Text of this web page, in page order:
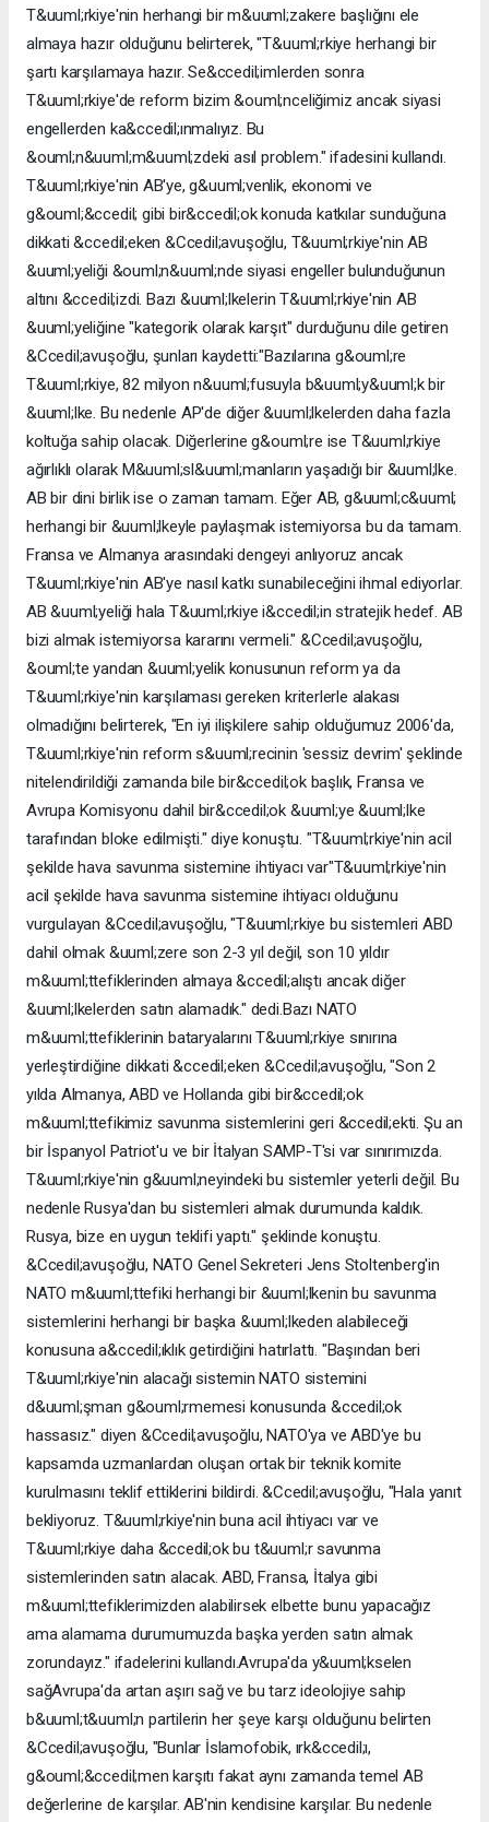
T&uuml;rkiye'nin herhangi bir m&uuml;zakere başlığını ele
almaya hazır olduğunu belirterek, "T&uuml;rkiye herhangi bir
şartı karşılamaya hazır. Se&ccedil;imlerden sonra
T&uuml;rkiye'de reform bizim &ouml;nceliğimiz ancak siyasi
engellerden ka&ccedil;ınmalıyız. Bu
&ouml;n&uuml;m&uuml;zdeki asıl problem." ifadesini kullandı.
T&uuml;rkiye'nin AB'ye, g&uuml;venlik, ekonomi ve
g&ouml;&ccedil; gibi bir&ccedil;ok konuda katkılar sunduğuna
dikkati &ccedil;eken &Ccedil;avuşoğlu, T&uuml;rkiye'nin AB
&uuml;yeliği &ouml;n&uuml;nde siyasi engeller bulunduğunun
altını &ccedil;izdi. Bazı &uuml;lkelerin T&uuml;rkiye'nin AB
&uuml;yeliğine "kategorik olarak karşıt" durduğunu dile getiren
&Ccedil;avuşoğlu, şunları kaydetti:"Bazılarına g&ouml;re
T&uuml;rkiye, 82 milyon n&uuml;fusuyla b&uuml;y&uuml;k bir
&uuml;lke. Bu nedenle AP'de diğer &uuml;lkelerden daha fazla
koltuğa sahip olacak. Diğerlerine g&ouml;re ise T&uuml;rkiye
ağırlıklı olarak M&uuml;sl&uuml;manların yaşadığı bir &uuml;lke.
AB bir dini birlik ise o zaman tamam. Eğer AB, g&uuml;c&uuml;
herhangi bir &uuml;lkeyle paylaşmak istemiyorsa bu da tamam.
Fransa ve Almanya arasındaki dengeyi anlıyoruz ancak
T&uuml;rkiye'nin AB'ye nasıl katkı sunabileceğini ihmal ediyorlar.
AB &uuml;yeliği hala T&uuml;rkiye i&ccedil;in stratejik hedef. AB
bizi almak istemiyorsa kararını vermeli." &Ccedil;avuşoğlu,
&ouml;te yandan &uuml;yelik konusunun reform ya da
T&uuml;rkiye'nin karşılaması gereken kriterlerle alakası
olmadığını belirterek, "En iyi ilişkilere sahip olduğumuz 2006'da,
T&uuml;rkiye'nin reform s&uuml;recinin 'sessiz devrim' şeklinde
nitelendirildiği zamanda bile bir&ccedil;ok başlık, Fransa ve
Avrupa Komisyonu dahil bir&ccedil;ok &uuml;ye &uuml;lke
tarafından bloke edilmişti." diye konuştu. "T&uuml;rkiye'nin acil
şekilde hava savunma sistemine ihtiyacı var"T&uuml;rkiye'nin
acil şekilde hava savunma sistemine ihtiyacı olduğunu
vurgulayan &Ccedil;avuşoğlu, "T&uuml;rkiye bu sistemleri ABD
dahil olmak &uuml;zere son 2-3 yıl değil, son 10 yıldır
m&uuml;ttefiklerinden almaya &ccedil;alıştı ancak diğer
&uuml;lkelerden satın alamadık." dedi.Bazı NATO
m&uuml;ttefiklerinin bataryalarını T&uuml;rkiye sınırına
yerleştirdiğine dikkati &ccedil;eken &Ccedil;avuşoğlu, "Son 2
yılda Almanya, ABD ve Hollanda gibi bir&ccedil;ok
m&uuml;ttefikimiz savunma sistemlerini geri &ccedil;ekti. Şu an
bir İspanyol Patriot'u ve bir İtalyan SAMP-T'si var sınırımızda.
T&uuml;rkiye'nin g&uuml;neyindeki bu sistemler yeterli değil. Bu
nedenle Rusya'dan bu sistemleri almak durumunda kaldık.
Rusya, bize en uygun teklifi yaptı." şeklinde konuştu.
&Ccedil;avuşoğlu, NATO Genel Sekreteri Jens Stoltenberg'in
NATO m&uuml;ttefiki herhangi bir &uuml;lkenin bu savunma
sistemlerini herhangi bir başka &uuml;lkeden alabileceği
konusuna a&ccedil;ıklık getirdiğini hatırlattı. "Başından beri
T&uuml;rkiye'nin alacağı sistemin NATO sistemini
d&uuml;şman g&ouml;rmemesi konusunda &ccedil;ok
hassasız." diyen &Ccedil;avuşoğlu, NATO'ya ve ABD'ye bu
kapsamda uzmanlardan oluşan ortak bir teknik komite
kurulmasını teklif ettiklerini bildirdi. &Ccedil;avuşoğlu, "Hala yanıt
bekliyoruz. T&uuml;rkiye'nin buna acil ihtiyacı var ve
T&uuml;rkiye daha &ccedil;ok bu t&uuml;r savunma
sistemlerinden satın alacak. ABD, Fransa, İtalya gibi
m&uuml;ttefiklerimizden alabilirsek elbette bunu yapacağız
ama alamama durumumuzda başka yerden satın almak
zorundayız." ifadelerini kullandı.Avrupa'da y&uuml;kselen
sağAvrupa'da artan aşırı sağ ve bu tarz ideolojiye sahip
b&uuml;t&uuml;n partilerin her şeye karşı olduğunu belirten
&Ccedil;avuşoğlu, "Bunlar İslamofobik, ırk&ccedil;ı,
g&ouml;&ccedil;men karşıtı fakat aynı zamanda temel AB
değerlerine de karşılar. AB'nin kendisine karşılar. Bu nedenle